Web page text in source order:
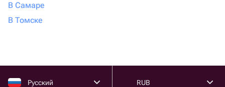
В Самаре
В Томске
Русский RUB